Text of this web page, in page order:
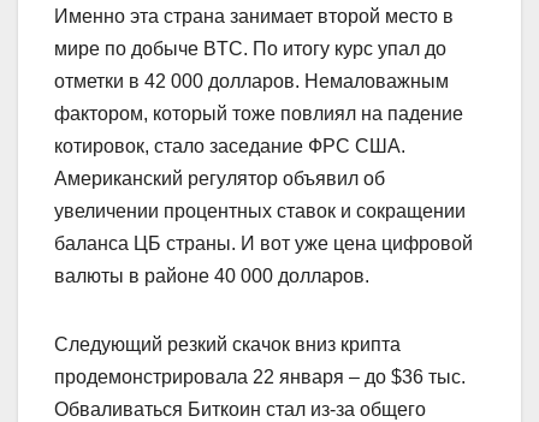
Именно эта страна занимает второй место в
мире по добыче BTC. По итогу курс упал до
отметки в 42 000 долларов. Немаловажным
фактором, который тоже повлиял на падение
котировок, стало заседание ФРС США.
Американский регулятор объявил об
увеличении процентных ставок и сокращении
баланса ЦБ страны. И вот уже цена цифровой
валюты в районе 40 000 долларов.
Следующий резкий скачок вниз крипта
продемонстрировала 22 января – до $36 тыс.
Обваливаться Биткоин стал из-за общего